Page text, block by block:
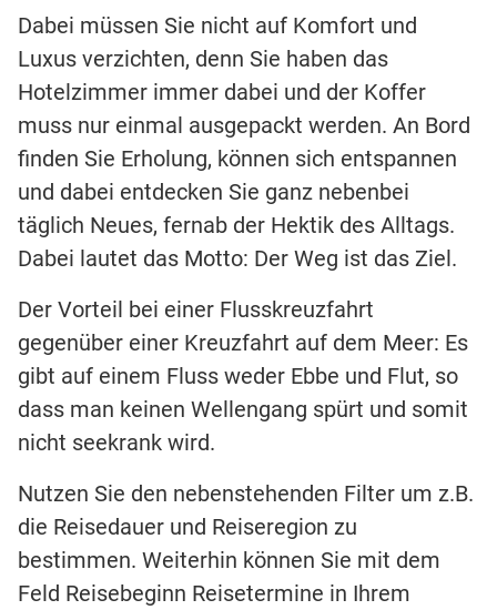
Dabei müssen Sie nicht auf Komfort und
Luxus verzichten, denn Sie haben das
Hotelzimmer immer dabei und der Koffer
muss nur einmal ausgepackt werden. An Bord
finden Sie Erholung, können sich entspannen
und dabei entdecken Sie ganz nebenbei
täglich Neues, fernab der Hektik des Alltags.
Dabei lautet das Motto: Der Weg ist das Ziel.
Der Vorteil bei einer Flusskreuzfahrt
gegenüber einer Kreuzfahrt auf dem Meer: Es
gibt auf einem Fluss weder Ebbe und Flut, so
dass man keinen Wellengang spürt und somit
nicht seekrank wird.
Nutzen Sie den nebenstehenden Filter um z.B.
die Reisedauer und Reiseregion zu
bestimmen. Weiterhin können Sie mit dem
Feld Reisebeginn Reisetermine in Ihrem